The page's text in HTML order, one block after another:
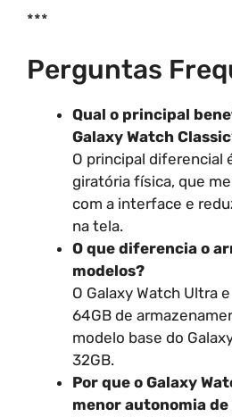
***
Perguntas
Qual o principal
Galaxy Watch
O principal diferencial
giratória física, que
com a interface e
na tela.
O que diferencia o
modelos?
O Galaxy Watch Ultra
64GB de
modelo base do
32GB.
Por que o Galaxy
menor autonomia